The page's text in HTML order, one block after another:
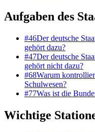
Aufgaben des
#46Der deutsche
gehört dazu?
#47Der deutsche
gehört nicht dazu?
#68Warum
Schulwesen?
#77Was ist die
Wichtige